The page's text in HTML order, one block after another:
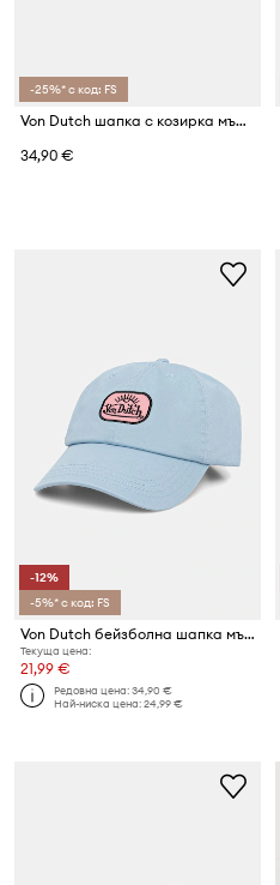
-25%* с код: FS
Von Dutch шапка с козирка мъжка
34,90 €
-12%
-5%* с код: FS
Von Dutch бейзболна шапка мъжка от памук
Текуща цена:
21,99 €
Редовна цена:34,90 €
Най-ниска цена:24,99 €